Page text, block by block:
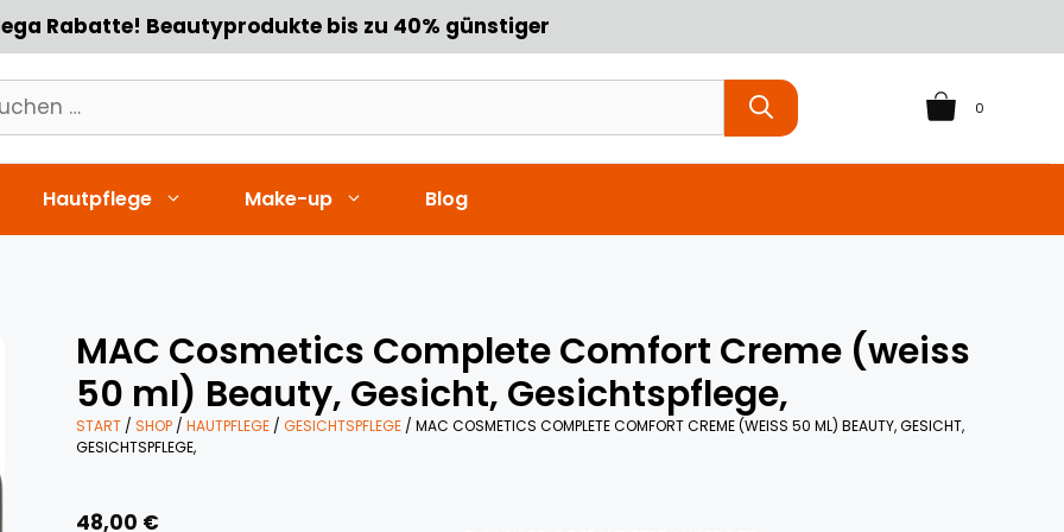
Rabatte! Beautyprodukte bis zu 40% günstiger
0
Hautpflege Make-up Blog
MAC Cosmetics Complete Comfort Creme (weiss
50 ml) Beauty, Gesicht, Gesichtspflege,
START / SHOP / HAUTPFLEGE / GESICHTSPFLEGE / MAC COSMETICS COMPLETE COMFORT CREME (WEISS 50 ML) BEAUTY, GESICHT,
GESICHTSPFLEGE,
48,00 €